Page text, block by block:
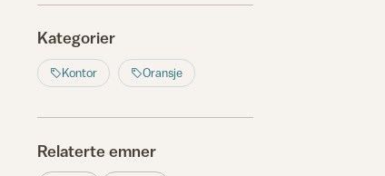
Kategorier
Kontor Oransje
Relaterte emner